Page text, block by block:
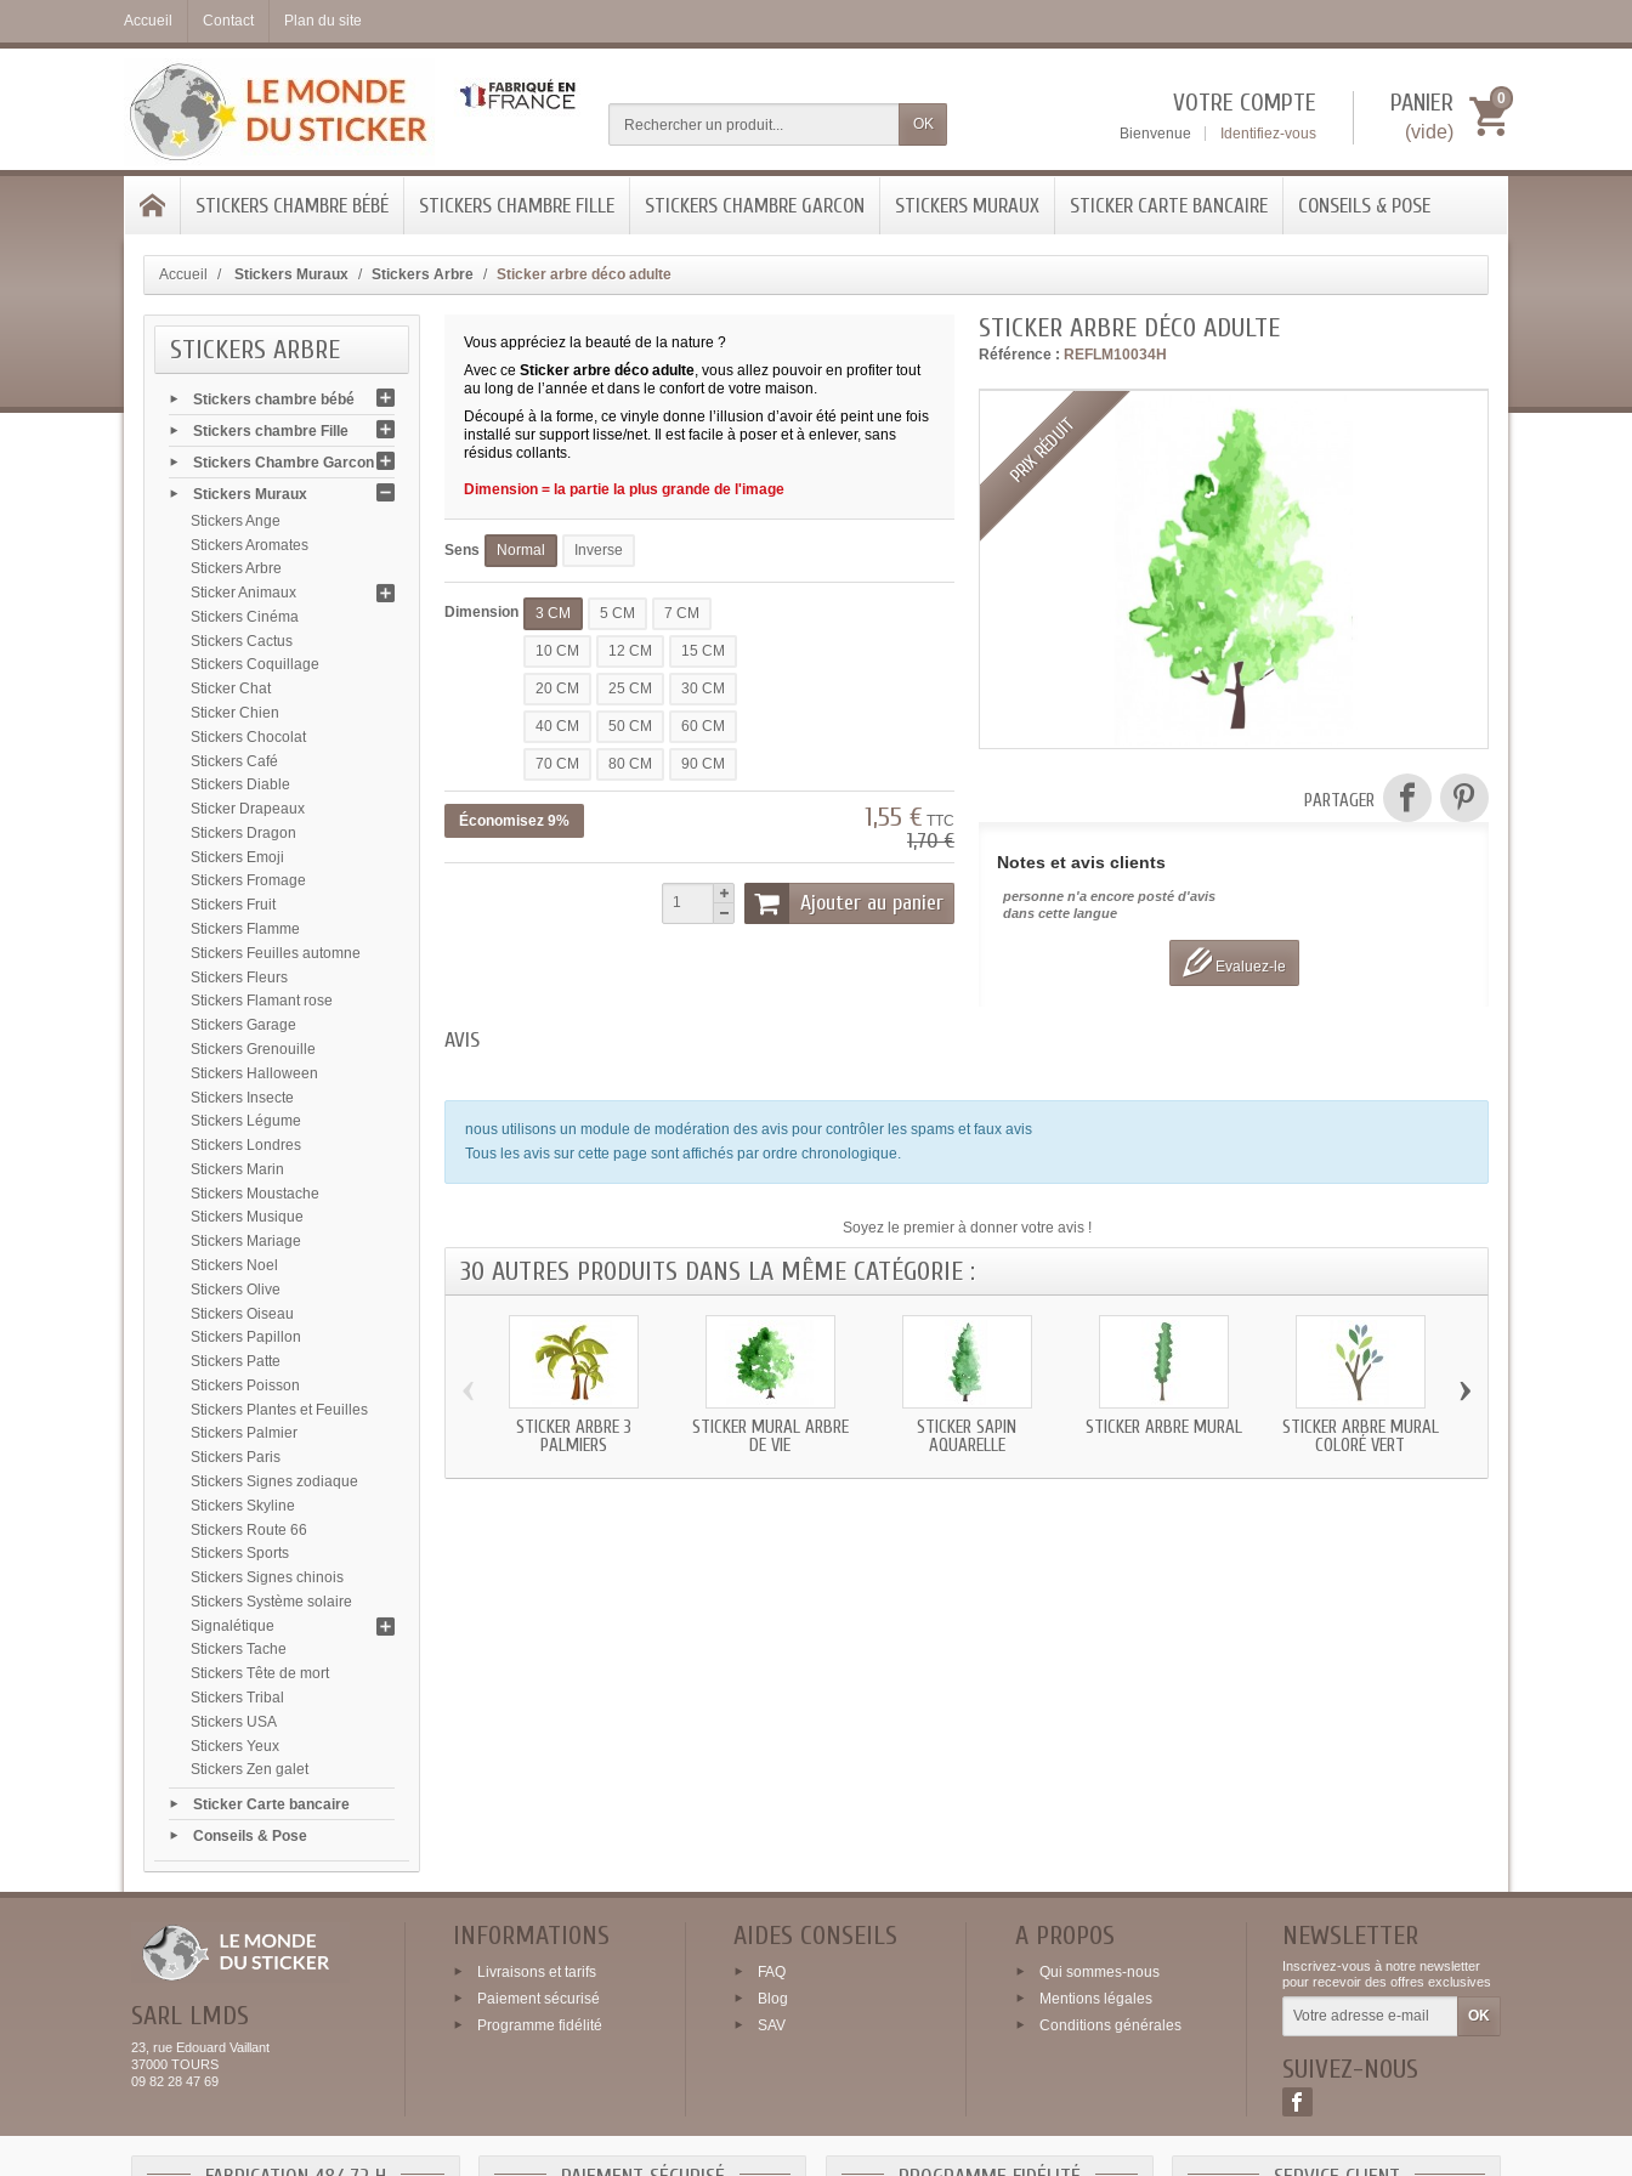
Accueil Contact Plan du site
OK
PANIER
(vide)
0
VOTRE COMPTE
Bienvenue Identifiez-vous
STICKERS CHAMBRE BÉBÉ STICKERS CHAMBRE FILLE STICKERS CHAMBRE GARCON STICKERS MURAUX STICKER CARTE BANCAIRE CONSEILS & POSE
Accueil Stickers Muraux Stickers Arbre Sticker arbre déco adulte
STICKERS ARBRE
Stickers chambre bébé
Stickers chambre Fille
Stickers Chambre Garcon
Stickers Muraux
Stickers Ange
Stickers Aromates
Stickers Arbre
Sticker Animaux
Stickers Cinéma
Stickers Cactus
Stickers Coquillage
Sticker Chat
Sticker Chien
Stickers Chocolat
Stickers Café
Stickers Diable
Sticker Drapeaux
Stickers Dragon
Stickers Emoji
Stickers Fromage
Stickers Fruit
Stickers Flamme
Stickers Feuilles automne
Stickers Fleurs
Stickers Flamant rose
Stickers Garage
Stickers Grenouille
Stickers Halloween
Stickers Insecte
Stickers Légume
Stickers Londres
Stickers Marin
Stickers Moustache
Stickers Musique
Stickers Mariage
Stickers Noel
Stickers Olive
Stickers Oiseau
Stickers Papillon
Stickers Patte
Stickers Poisson
Stickers Plantes et Feuilles
Stickers Palmier
Stickers Paris
Stickers Signes zodiaque
Stickers Skyline
Stickers Route 66
Stickers Sports
Stickers Signes chinois
Stickers Système solaire
Signalétique
Stickers Tache
Stickers Tête de mort
Stickers Tribal
Stickers USA
Stickers Yeux
Stickers Zen galet
Sticker Carte bancaire
Conseils & Pose
STICKER ARBRE DÉCO ADULTE
Référence : REFLM10034H
PRIX RÉDUIT
PARTAGER
Notes et avis clients
personne n'a encore posté d'avis
dans cette langue
Evaluez-le
Vous appréciez la beauté de la nature ?
Avec ceSticker arbre déco adulte, vous allez pouvoir en profiter tout
au long de l’année et dans le confort de votre maison.
Découpé à la forme, ce vinyle donne l’illusion d’avoir été peint une fois
installé sur support lisse/net. Il est facile à poser et à enlever, sans
résidus collants.
Dimension = la partie la plus grande de l'image
Sens Normal Inverse
Dimension 3 CM 5 CM 7 CM
10 CM 12 CM 15 CM
20 CM 25 CM 30 CM
40 CM 50 CM 60 CM
70 CM 80 CM 90 CM
Économisez 9% 1,55 € TTC
1,70 €
Ajouter au panier
AVIS
nous utilisons un module de modération des avis pour contrôler les spams et faux avis
Tous les avis sur cette page sont affichés par ordre chronologique.
Soyez le premier à donner votre avis !
30 AUTRES PRODUITS DANS LA MÊME CATÉGORIE :
STICKER ARBRE 3
PALMIERS
STICKER MURAL ARBRE
DE VIE
STICKER SAPIN
AQUARELLE
STICKER ARBRE MURAL
STICKER ARBRE MURAL
COLORÉ VERT
‹ ›
SARL LMDS
23, rue Edouard Vaillant
37000 TOURS
09 82 28 47 69
INFORMATIONS
Livraisons et tarifs
Paiement sécurisé
Programme fidélité
AIDES CONSEILS
FAQ
Blog
SAV
A PROPOS
Qui sommes-nous
Mentions légales
Conditions générales
NEWSLETTER
Inscrivez-vous à notre newsletter
pour recevoir des offres exclusives
SUIVEZ-NOUS